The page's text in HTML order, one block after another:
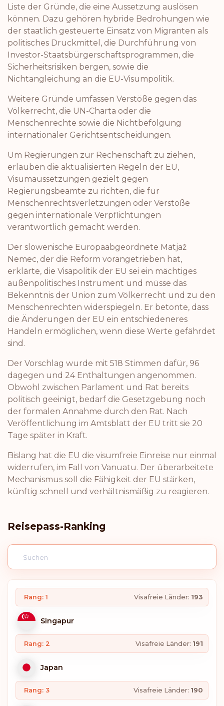
Liste der Gründe, die eine Aussetzung auslösen
können. Dazu gehören hybride Bedrohungen wie
der staatlich gesteuerte Einsatz von Migranten als
politisches Druckmittel, die Durchführung von
Investor-Staatsbürgerschaftsprogrammen, die
Sicherheitsrisiken bergen, sowie die
Nichtangleichung an die EU-Visumpolitik.
Weitere Gründe umfassen Verstöße gegen das
Völkerrecht, die UN-Charta oder die
Menschenrechte sowie die Nichtbefolgung
internationaler Gerichtsentscheidungen.
Um Regierungen zur Rechenschaft zu ziehen,
erlauben die aktualisierten Regeln der EU,
Visumaussetzungen gezielt gegen
Regierungsbeamte zu richten, die für
Menschenrechtsverletzungen oder Verstöße
gegen internationale Verpflichtungen
verantwortlich gemacht werden.
Der slowenische Europaabgeordnete Matjaž
Nemec, der die Reform vorangetrieben hat,
erklärte, die Visapolitik der EU sei ein mächtiges
außenpolitisches Instrument und müsse das
Bekenntnis der Union zum Völkerrecht und zu den
Menschenrechten widerspiegeln. Er betonte, dass
die Änderungen der EU ein entschiedeneres
Handeln ermöglichen, wenn diese Werte gefährdet
sind.
Der Vorschlag wurde mit 518 Stimmen dafür, 96
dagegen und 24 Enthaltungen angenommen.
Obwohl zwischen Parlament und Rat bereits
politisch geeinigt, bedarf die Gesetzgebung noch
der formalen Annahme durch den Rat. Nach
Veröffentlichung im Amtsblatt der EU tritt sie 20
Tage später in Kraft.
Bislang hat die EU die visumfreie Einreise nur einmal
widerrufen, im Fall von Vanuatu. Der überarbeitete
Mechanismus soll die Fähigkeit der EU stärken,
künftig schnell und verhältnismäßig zu reagieren.
Reisepass-Ranking
Rang: 1 Visafreie Länder: 193
Singapur
Rang: 2 Visafreie Länder: 191
Japan
Rang: 3 Visafreie Länder: 190